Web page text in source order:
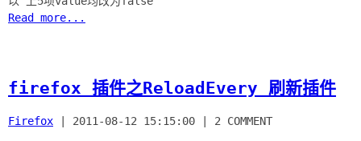
Read more...
firefox 插件之ReloadEvery 刷新插件
Firefox 2011-08-12 15:15:00 2 COMMENT